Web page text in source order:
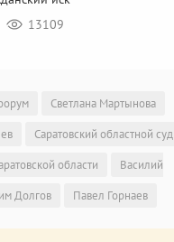
13109
Светлана Мартынова
Саратовский областной суд
области
Василий
Долгов Павел Горнаев